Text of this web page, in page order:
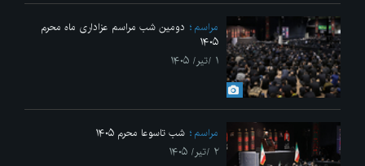
مراسم
دومین شب مراسم عزاداری ماه محرم
۱۴۰۵
۱ /تیر/ ۱۴۰۵
مراسم
شب تاسوعا محرم ۱۴۰۵
۲ /تیر/ ۱۴۰۵